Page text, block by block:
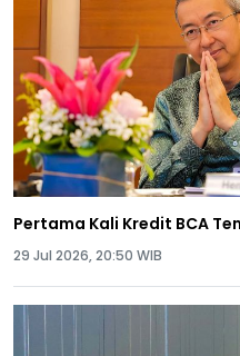
Pertama Kali Kredit BCA
29 Jul 2026, 20:50 WIB